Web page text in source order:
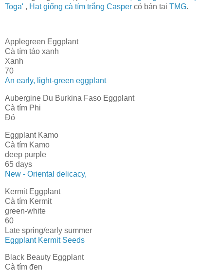
Toga' , Hạt giống cà tím trắng Casper có bán tại TMG.
Applegreen Eggplant
Cà tím táo xanh
Xanh
70
An early, light-green eggplant
Aubergine Du Burkina Faso Eggplant
Cà tím Phi
Đỏ
Eggplant Kamo
Cà tím Kamo
deep purple
65 days
New - Oriental delicacy,
Kermit Eggplant
Cà tím Kermit
green-white
60
Late spring/early summer
Eggplant Kermit Seeds
Black Beauty Eggplant
Cà tím đen